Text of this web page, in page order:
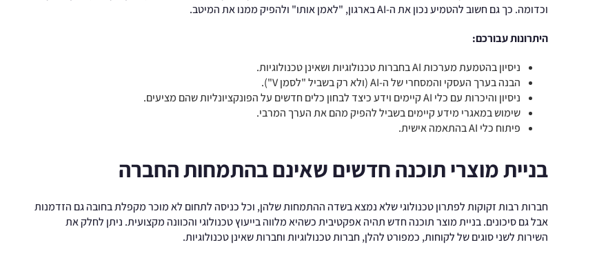
וכדומה. כך גם חשוב להטמיע נכון את ה-AI בארגון, "לאמן אותו" ולהפיק ממנו את המיטב.
היתרונות עבורכם:
ניסיון בהטמעת מערכות AI בחברות טכנולוגיות ושאינן טכנולוגיות.
הבנה בערך העסקי והמסחרי של ה-AI (ולא רק בשביל "לסמן V").
ניסיון והיכרות עם כלי AI קיימים וידע כיצד לבחון כלים חדשים על הפונקציונליות שהם מציעים.
שימוש במאגרי מידע קיימים בשביל להפיק מהם את הערך המרבי.
פיתוח כלי AI בהתאמה אישית.
בניית מוצרי תוכנה חדשים שאינם בהתמחות החברה
חברות רבות זקוקות לפתרון טכנולוגי שלא נמצא בשדה ההתמחות שלהן, וכל כניסה לתחום לא מוכר מקפלת בחובה גם הזדמנות
אבל גם סיכונים. בניית מוצר תוכנה חדש תהיה אפקטיבית כשהיא מלווה בייעוץ טכנולוגי והכוונה מקצועית. ניתן לחלק את
השירות לשני סוגים של לקוחות, כמפורט להלן, חברות טכנולוגיות וחברות שאינן טכנולוגיות.